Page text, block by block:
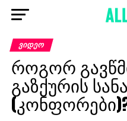
ᲕᲘᲓᲔᲝ
როგორ
გაზქურის